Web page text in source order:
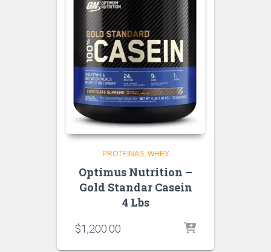
PROTEINAS WHEY
Optimus Nutrition –
Gold Standar Casein
4 Lbs
$1,200.00